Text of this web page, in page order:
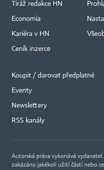
Tiráž redakce HN
Economia
Kariéra v HN
Ceník inzerce
Koupit / darovat předplatné
Eventy
Newslettery
RSS kanály
Autorská práva vykonává
zakázáno jakékoli užití částí nebo